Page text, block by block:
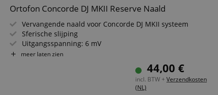
Ortofon Concorde DJ MKII Reserve Naald
Vervangende naald voor Concorde DJ MKII systeem
Sferische slijping
Uitgangsspanning: 6 mV
Frequentiebereik: 20 - 20.000 Hz
Geschikt voor scratching & back cueing
meer laten zien
44,00 €
incl. BTW + Verzendkosten
(NL)